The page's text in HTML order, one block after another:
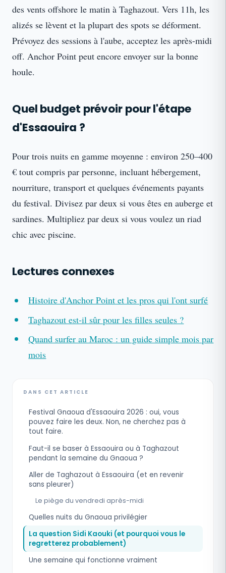
des vents offshore le matin à Taghazout. Vers 11h, les
alizés se lèvent et la plupart des spots se déforment.
Prévoyez des sessions à l'aube, acceptez les après-midi
off. Anchor Point peut encore envoyer sur la bonne
houle.
Quel budget prévoir pour l'étape
d'Essaouira ?
Pour trois nuits en gamme moyenne : environ 250–400
€ tout compris par personne, incluant hébergement,
nourriture, transport et quelques événements payants
du festival. Divisez par deux si vous êtes en auberge et
sardines. Multipliez par deux si vous voulez un riad
chic avec piscine.
Lectures connexes
Histoire d'Anchor Point et les pros qui l'ont surfé
Taghazout est-il sûr pour les filles seules ?
Quand surfer au Maroc : un guide simple mois par
mois
DANS CET ARTICLE
Festival Gnaoua d'Essaouira 2026 : oui, vous
pouvez faire les deux. Non, ne cherchez pas à
tout faire.
Faut-il se baser à Essaouira ou à Taghazout
pendant la semaine du Gnaoua ?
Aller de Taghazout à Essaouira (et en revenir
sans pleurer)
Le piège du vendredi après-midi
Quelles nuits du Gnaoua privilégier
La question Sidi Kaouki (et pourquoi vous le
regretterez probablement)
Une semaine qui fonctionne vraiment